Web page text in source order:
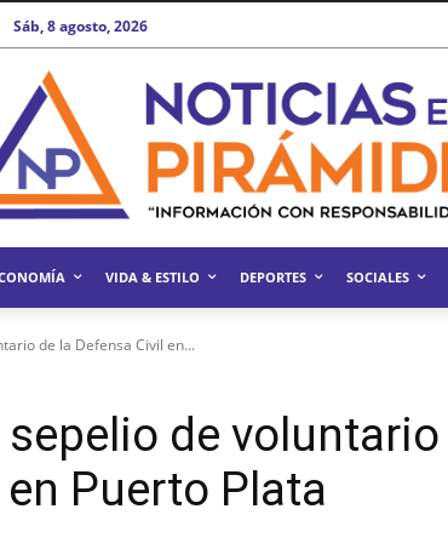
Sáb, 8 agosto, 2026
VIDA & ESTILO DEPORTES SOCIALES
de la Defensa Civil en...
de voluntario
Puerto Plata